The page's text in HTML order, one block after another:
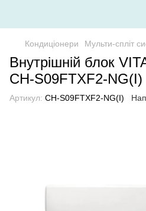
Кондиціонери Мульти-спліт
Внутрішній блок
CH-S09FTXF2-NG(I)
Артикул: CH-S09FTXF2-NG(I)